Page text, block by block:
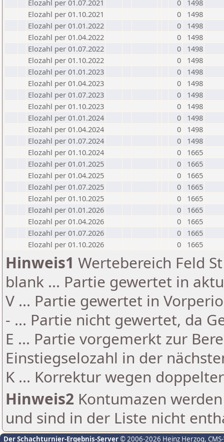
Elozahl per 01.07.2021
0
1498
Elozahl per 01.10.2021
0
1498
Elozahl per 01.01.2022
0
1498
Elozahl per 01.04.2022
0
1498
Elozahl per 01.07.2022
0
1498
Elozahl per 01.10.2022
0
1498
Elozahl per 01.01.2023
0
1498
Elozahl per 01.04.2023
0
1498
Elozahl per 01.07.2023
0
1498
Elozahl per 01.10.2023
0
1498
Elozahl per 01.01.2024
0
1498
Elozahl per 01.04.2024
0
1498
Elozahl per 01.07.2024
0
1498
Elozahl per 01.10.2024
0
1665
Elozahl per 01.01.2025
0
1665
Elozahl per 01.04.2025
0
1665
Elozahl per 01.07.2025
0
1665
Elozahl per 01.10.2025
0
1665
Elozahl per 01.01.2026
0
1665
Elozahl per 01.04.2026
0
1665
Elozahl per 01.07.2026
0
1665
Elozahl per 01.10.2026
0 1665
Hinweis1 Wertebereich Feld
blank ... Partie gewertet in
V ... Partie gewertet in
- ... Partie nicht gewertet, da
E ... Partie vorgemerkt zur
Einstiegselozahl in der
K ... Korrektur wegen
Hinweis2 Kontumazen
und sind in der Liste nicht
Der Schachturnier-Ergebnis-Server© 2006-2026 Heinz Herzog,